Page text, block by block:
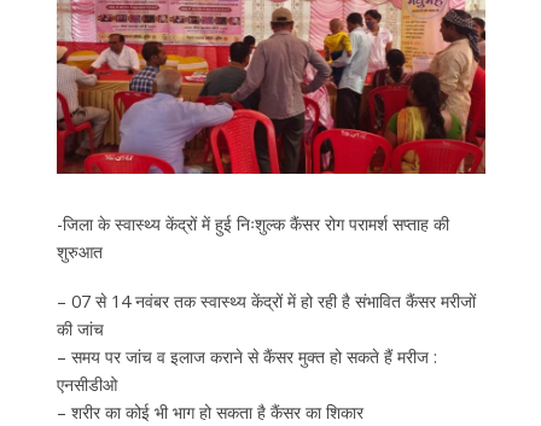
-जिला के स्वास्थ्य केंद्रों में हुई निःशुल्क कैंसर रोग परामर्श सप्ताह की
शुरुआत
– 07 से 14 नवंबर तक स्वास्थ्य केंद्रों में हो रही है संभावित कैंसर मरीजों
की जांच
– समय पर जांच व इलाज कराने से कैंसर मुक्त हो सकते हैं मरीज :
एनसीडीओ
– शरीर का कोई भी भाग हो सकता है कैंसर का शिकार